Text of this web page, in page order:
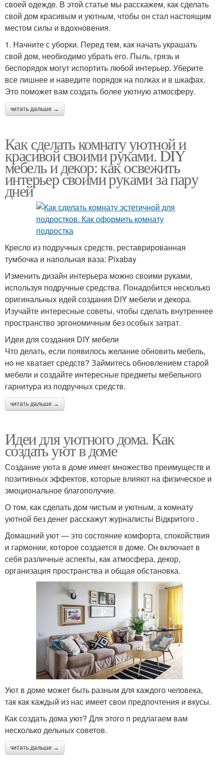
своей одежде. В этой статье мы расскажем, как сделать
свой дом красивым и уютным, чтобы он стал настоящим
местом силы и вдохновения.
1. Начните с уборки. Перед тем, как начать украшать
свой дом, необходимо убрать его. Пыль, грязь и
беспорядок могут испортить любой интерьер. Уберите
все лишнее и наведите порядок на полках и в шкафах.
Это поможет вам создать более уютную атмосферу.
читать дальше →
Как сделать комнату уютной и
красивой своими руками. DIY
мебель и декор: как освежить
интерьер своими руками за пару
дней
Кресло из подручных средств, реставрированная
тумбочка и напольная ваза: Pixabay
Изменить дизайн интерьера можно своими руками,
используя подручные средства. Понадобится несколько
оригинальных идей создания DIY мебели и декора.
Изучайте интересные советы, чтобы сделать внутреннее
пространство эргономичным без особых затрат.
Идеи для создания DIY мебели
Что делать, если появилось желание обновить мебель,
но не хватает средств? Займитесь обновлением старой
мебели и создайте интересные предметы мебельного
гарнитура из подручных средств.
читать дальше →
Идеи для уютного дома. Как
создать уют в доме
Создание уюта в доме имеет множество преимуществ и
позитивных эффектов, которые влияют на физическое и
эмоциональное благополучие.
О том, как сделать дом чистым и уютным, а комнату
уютной без денег расскажут журналисты Відкритого .
Домашний уют — это состояние комфорта, спокойствия
и гармонии, которое создается в доме. Он включает в
себя различные аспекты, как атмосфера, декор,
организация пространства и общая обстановка.
Уют в доме может быть разным для каждого человека,
так как каждый из нас имеет свои предпочтения и вкусы.
Как создать дома уют? Для этого п редлагаем вам
несколько дельных советов.
читать дальше →